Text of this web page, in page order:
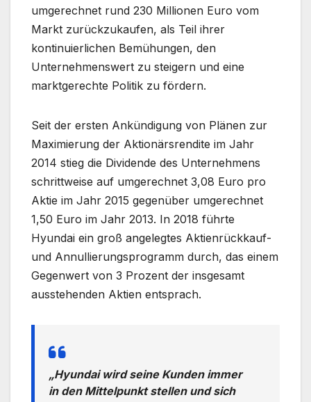
umgerechnet rund 230 Millionen Euro vom
Markt zurückzukaufen, als Teil ihrer
kontinuierlichen Bemühungen, den
Unternehmenswert zu steigern und eine
marktgerechte Politik zu fördern.
Seit der ersten Ankündigung von Plänen zur
Maximierung der Aktionärsrendite im Jahr
2014 stieg die Dividende des Unternehmens
schrittweise auf umgerechnet 3,08 Euro pro
Aktie im Jahr 2015 gegenüber umgerechnet
1,50 Euro im Jahr 2013. In 2018 führte
Hyundai ein groß angelegtes Aktienrückkauf-
und Annullierungsprogramm durch, das einem
Gegenwert von 3 Prozent der insgesamt
ausstehenden Aktien entsprach.
„Hyundai wird seine Kunden immer
in den Mittelpunkt stellen und sich